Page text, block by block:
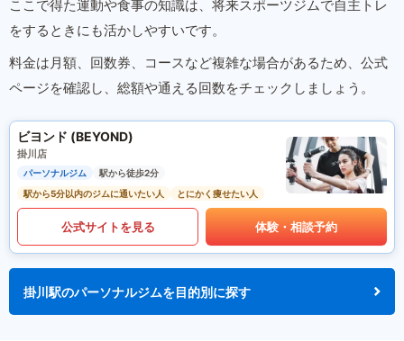
ここで得た運動や食事の知識は、将来スポーツジムで自主トレ
をするときにも活かしやすいです。
料金は月額、回数券、コースなど複雑な場合があるため、公式
ページを確認し、総額や通える回数をチェックしましょう。
ビヨンド (BEYOND)
掛川店
パーソナルジム
駅から徒歩2分
駅から5分以内のジムに通いたい人
とにかく痩せたい人
公式サイトを見る 体験・相談予約
掛川駅のパーソナルジムを目的別に探す